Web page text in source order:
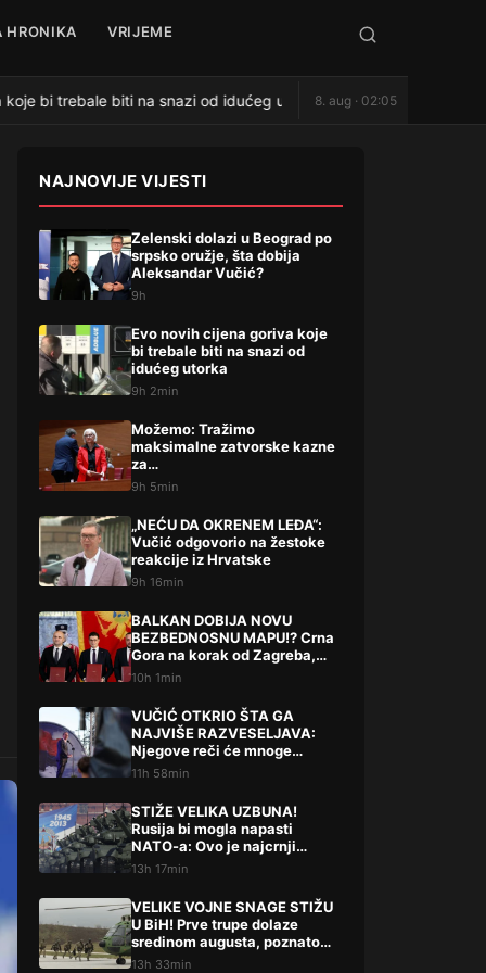
HRONIKA VRIJEME
bi trebale biti na snazi od idućeg utorka ● Možemo:
8. aug · 02:05
NAJNOVIJE VIJESTI
Zelenski dolazi u Beograd po
srpsko oružje, šta dobija
Aleksandar Vučić?
9h
Evo novih cijena goriva koje
bi trebale biti na snazi od
idućeg utorka
9h 2min
Možemo: Tražimo
maksimalne zatvorske kazne
za…
9h 5min
„NEĆU DA OKRENEM LEĐA“:
Vučić odgovorio na žestoke
reakcije iz Hrvatske
9h 16min
BALKAN DOBIJA NOVU
BEZBEDNOSNU MAPU!? Crna
Gora na korak od Zagreba,
Tirane i Prištine – detalji koji
10h 1min
VUČIĆ OTKRIO ŠTA GA
NAJVIŠE RAZVESELJAVA:
Njegove reči će mnoge
iznenaditi!
11h 58min
STIŽE VELIKA UZBUNA!
Rusija bi mogla napasti
NATO-a: Ovo je najcrnji
scenarij
13h 17min
VELIKE VOJNE SNAGE STIŽU
U BiH! Prve trupe dolaze
sredinom augusta, poznato
šta slijedi
13h 33min